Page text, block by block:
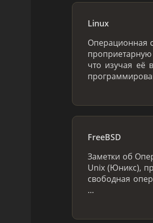
Linux
Операционная
что изучая её
FreeBSD
Заметки об
Unix (Юникс),
свободная
…